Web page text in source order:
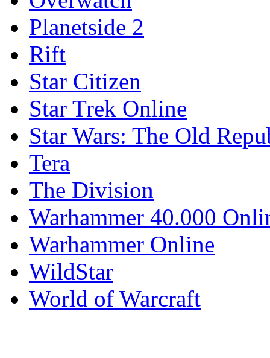
Planetside 2
Rift
Star Citizen
Star Trek Online
Star Wars: The Old
Tera
The Division
Warhammer 40.000
Warhammer Online
WildStar
World of Warcraft